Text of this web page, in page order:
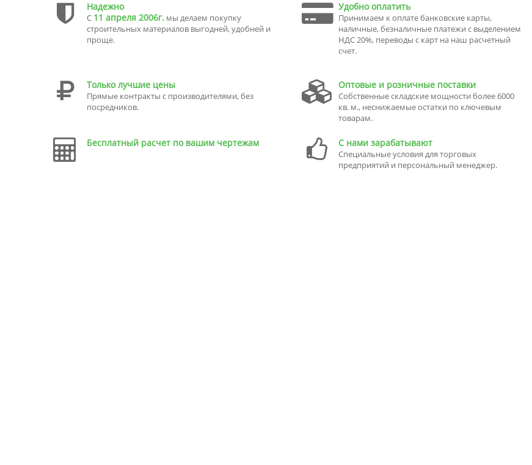
Надежно
С 11 апреля 2006г. мы делаем покупку
строительных материалов выгодней, удобней и
проще.
Удобно оплатить
Принимаем к оплате банковские карты,
наличные, безналичные платежи с выделением
НДС 20%, переводы с карт на наш расчетный
счет.
Только лучшие цены
Прямые контракты с производителями, без
посредников.
Оптовые и розничные поставки
Собственные складские мощности более 6000
кв. м., неснижаемые остатки по ключевым
товарам.
Бесплатный расчет по вашим чертежам С нами зарабатывают
Специальные условия для торговых
предприятий и персональный менеджер.